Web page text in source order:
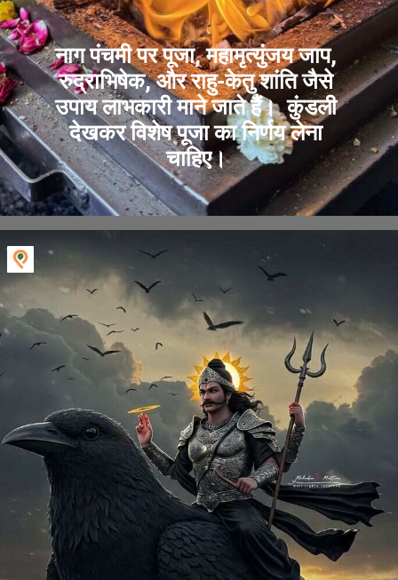
नाग पंचमी पर पूजा, महामृत्युंजय जाप,
रुद्राभिषेक, और राहु-केतु शांति जैसे
उपाय लाभकारी माने जाते हैं। कुंडली
देखकर विशेष पूजा का निर्णय लेना
चाहिए।